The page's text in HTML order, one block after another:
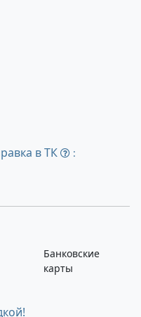
в ТК
:
Банковские
карты